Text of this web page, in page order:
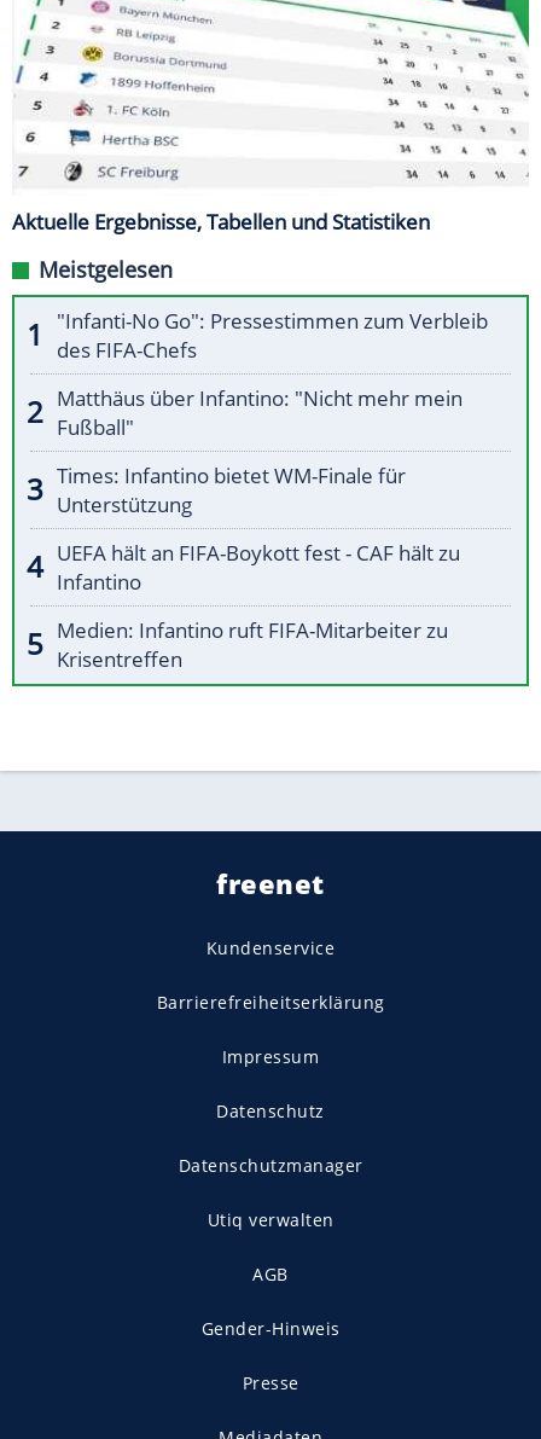
Aktuelle Ergebnisse, Tabellen und Statistiken
Meistgelesen
"Infanti-No Go": Pressestimmen zum Verbleib
des FIFA-Chefs
Matthäus über Infantino: "Nicht mehr mein
Fußball"
Times: Infantino bietet WM-Finale für
Unterstützung
UEFA hält an FIFA-Boykott fest - CAF hält zu
Infantino
Medien: Infantino ruft FIFA-Mitarbeiter zu
Krisentreffen
freenet
Kundenservice
Barrierefreiheitserklärung
Impressum
Datenschutz
Datenschutzmanager
Utiq verwalten
AGB
Gender-Hinweis
Presse